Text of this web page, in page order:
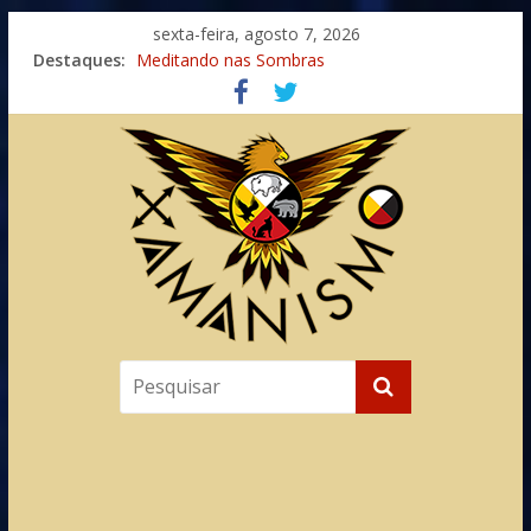
sexta-feira, agosto 7, 2026
Destaques: Imaginação na Cura
Meditando nas Sombras
Autosuficiência: A Jornada do Espírito Ancestral
Xamanismo Universal
Totens – Caminho Espiritual – Crescimento